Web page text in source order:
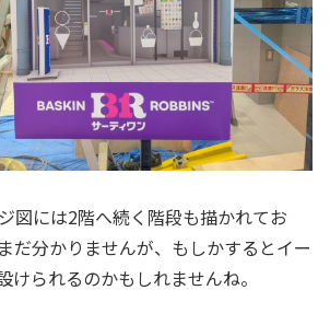
図には2階へ続く階段も描かれてお
だ分かりませんが、もしかするとイー
けられるのかもしれませんね。